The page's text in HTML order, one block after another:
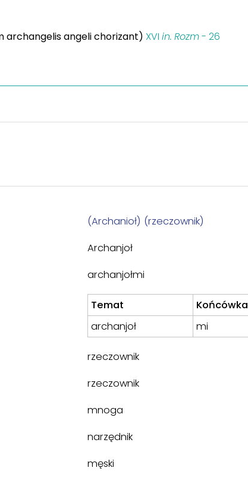
archangelis angeli chorizant) XVI in. Rozm- 26
(Archanioł) (rzeczownik)
Archanjoł
archanjołmi
Temat Końcówka
archanjoł
mi
rzeczownik
rzeczownik
mnoga
narzędnik
męski